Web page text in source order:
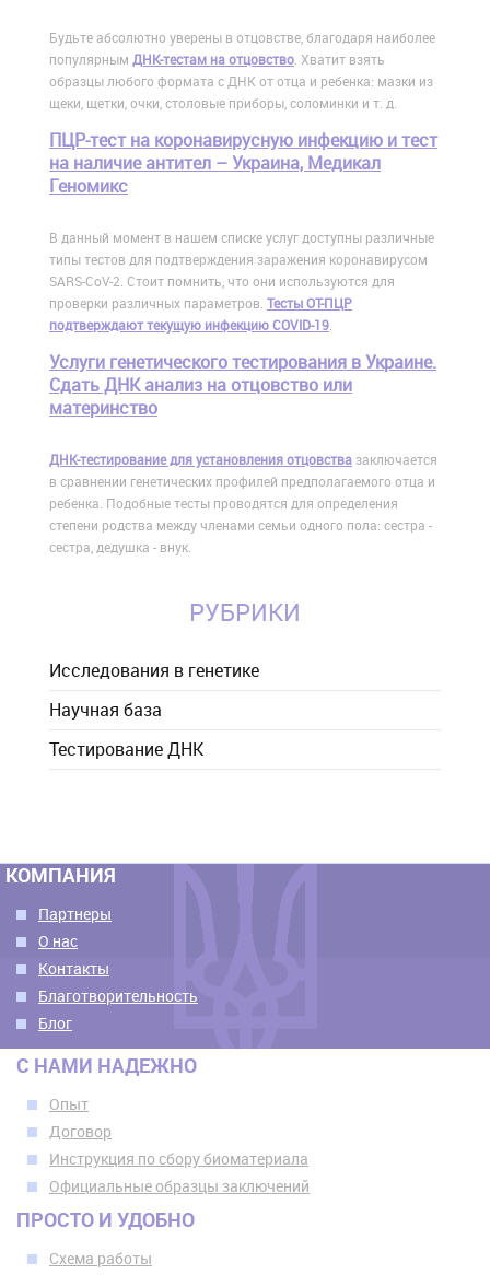
Будьте абсолютно уверены в отцовстве, благодаря наиболее
популярным ДНК-тестам на отцовство. Хватит взять
образцы любого формата с ДНК от отца и ребенка: мазки из
щеки, щетки, очки, столовые приборы, соломинки и т. д.
ПЦР-тест на коронавирусную инфекцию и тест
на наличие антител – Украина, Медикал
Геномикс
В данный момент в нашем списке услуг доступны различные
типы тестов для подтверждения заражения коронавирусом
SARS-CoV-2. Стоит помнить, что они используются для
проверки различных параметров. Тесты ОТ-ПЦР
подтверждают текущую инфекцию COVID-19.
Услуги генетического тестирования в Украине.
Сдать ДНК анализ на отцовство или
материнство
ДНК-тестирование для установления отцовствазаключается
в сравнении генетических профилей предполагаемого отца и
ребенка. Подобные тесты проводятся для определения
степени родства между членами семьи одного пола: сестра -
сестра, дедушка - внук.
РУБРИКИ
Исследования в генетике
Научная база
Тестирование ДНК
КОМПАНИЯ
Партнеры
О нас
Контакты
Благотворительность
Блог
С НАМИ НАДЕЖНО
Опыт
Договор
Инструкция по сбору биоматериала
Официальные образцы заключений
ПРОСТО И УДОБНО
Схема работы